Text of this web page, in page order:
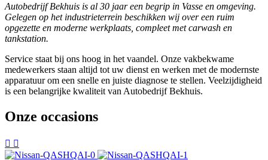
Autobedrijf Bekhuis is al 30 jaar een begrip in Vasse en omgeving.
Gelegen op het industrieterrein beschikken wij over een ruim
opgezette en moderne werkplaats, compleet met carwash en
tankstation.
Service staat bij ons hoog in het vaandel. Onze vakbekwame
medewerkers staan altijd tot uw dienst en werken met de modernste
apparatuur om een snelle en juiste diagnose te stellen. Veelzijdigheid
is een belangrijke kwaliteit van Autobedrijf Bekhuis.
Onze occasions